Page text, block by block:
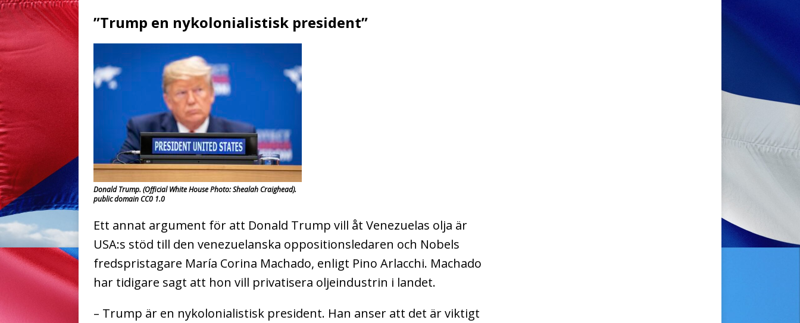
”Trump en nykolonialistisk president”
Donald Trump. (Official White House Photo: Shealah Craighead).
public domain CC0 1.0
Ett annat argument för att Donald Trump vill åt Venezuelas olja är
USA:s stöd till den venezuelanska oppositionsledaren och Nobels
fredspristagare María Corina Machado, enligt Pino Arlacchi. Machado
har tidigare sagt att hon vill privatisera oljeindustrin i landet.
– Trump är en nykolonialistisk president. Han anser att det är viktigt